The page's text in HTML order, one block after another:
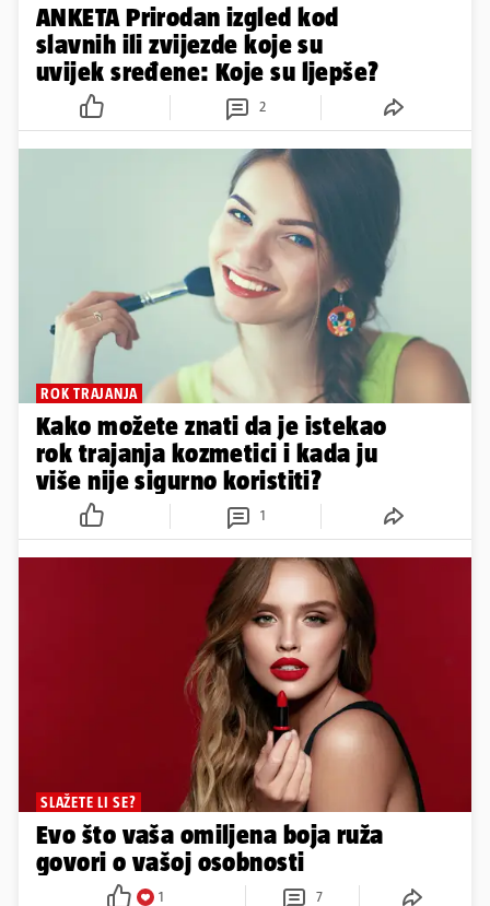
ANKETA Prirodan izgled kod
slavnih ili zvijezde koje su
uvijek sređene: Koje su ljepše?
2
ROK TRAJANJA
Kako možete znati da je istekao
rok trajanja kozmetici i kada ju
više nije sigurno koristiti?
1
SLAŽETE LI SE?
Evo što vaša omiljena boja ruža
govori o vašoj osobnosti
1 7